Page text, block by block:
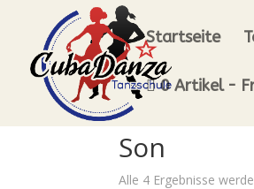
Startseite
0 Artikel
Son
Alle 4 Ergebnisse